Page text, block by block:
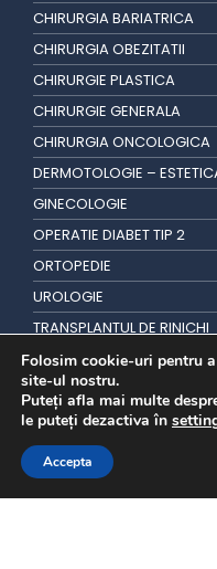
CHIRURGIA BARIATRICA
CHIRURGIA OBEZITATII
CHIRURGIE PLASTICA
CHIRURGIE GENERALA
CHIRURGIA ONCOLOGICA
DERMOTOLOGIE –
GINECOLOGIE
OPERATIE DIABET TIP 2
ORTOPEDIE
UROLOGIE
TRANSPLANTUL DE RINICHI
TRANSPLANT DE PAR
Folosim cookie-uri pentru
site-ul nostru.
Puteți afla mai multe
le puteți dezactiva în
Accepta